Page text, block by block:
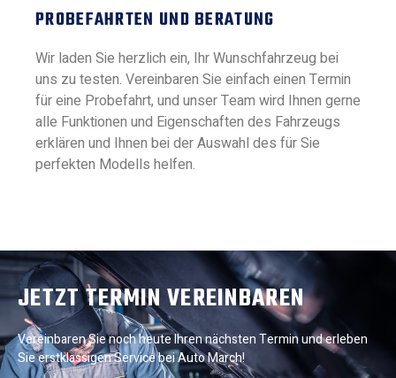
PROBEFAHRTEN UND BERATUNG
Wir laden Sie herzlich ein, Ihr Wunschfahrzeug bei
uns zu testen. Vereinbaren Sie einfach einen Termin
für eine Probefahrt, und unser Team wird Ihnen gerne
alle Funktionen und Eigenschaften des Fahrzeugs
erklären und Ihnen bei der Auswahl des für Sie
perfekten Modells helfen.
JETZT TERMIN VEREINBAREN
Vereinbaren Sie noch heute Ihren nächsten Termin und erleben
Sie erstklassigen Service bei Auto March!